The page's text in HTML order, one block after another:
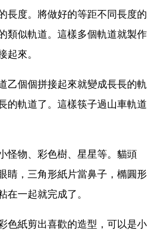
長度。將做好的等距不同長度的
類似軌道。這樣多個軌道就製作
起來。
乙個個拼接起來就變成長長的軌
的軌道了。這樣筷子過山車軌道
怪物、彩色樹、星星等。貓頭
睛，三角形紙片當鼻子，橢圓形
在一起就完成了。
色紙剪出喜歡的造型，可以是小